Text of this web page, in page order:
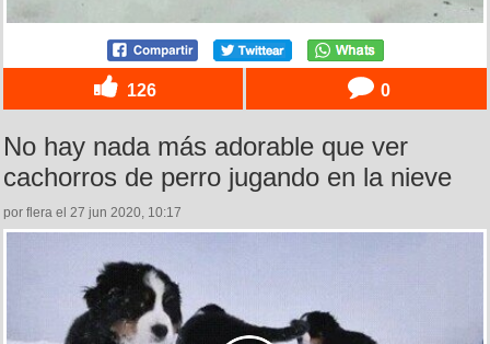
126 0
No hay nada más adorable que ver
cachorros de perro jugando en la nieve
por flera el 27 jun 2020, 10:17